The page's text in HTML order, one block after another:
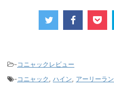
-コニャックレビュー
-コニャック, ハイン, アーリーラ